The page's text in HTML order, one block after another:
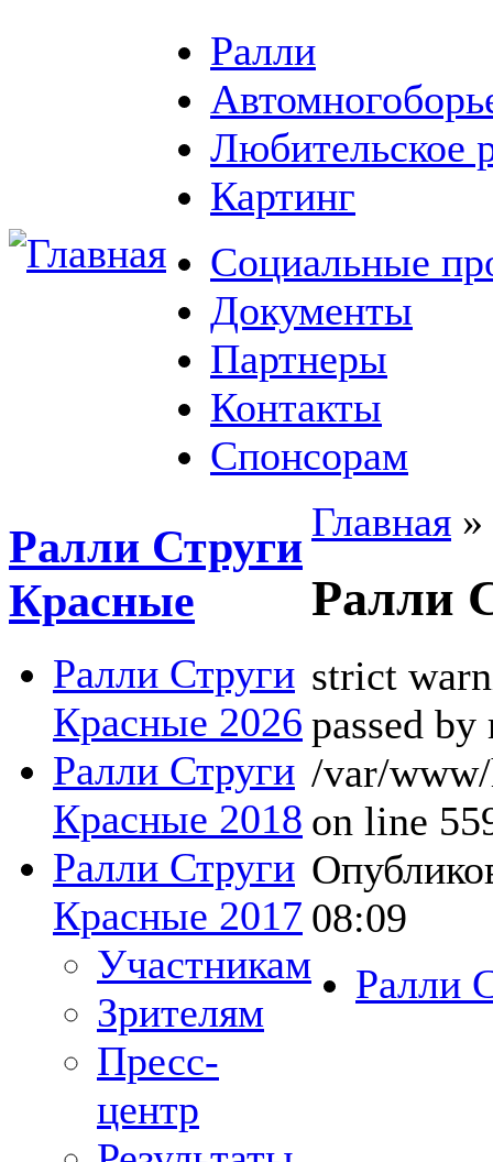
Ралли
Любительское
Картинг
Социальные
Документы
Партнеры
Контакты
Спонсорам
Ралли Струги
Красные
Ралли Струги
Красные 2026
Ралли Струги
Красные 2018
Ралли Струги
Красные 2017
Участникам
Зрителям
Пресс-
центр
Главная »
Ралли
strict
passed
/var/
on line
08:09
Ралли